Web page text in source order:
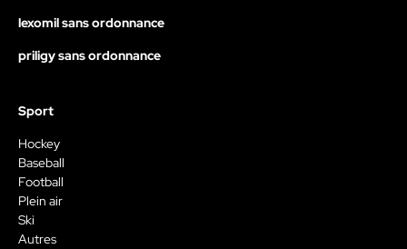
lexomil sans ordonnance
priligy sans ordonnance
Sport
Hockey
Baseball
Football
Plein air
Ski
Autres